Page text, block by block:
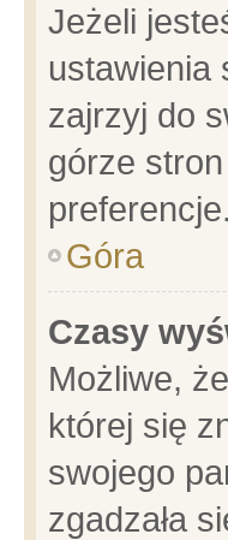
Jeżeli
ustawienia
zajrzyj do
górze
preferencje.
Góra
Czasy
Możliwe,
której się
swojego
zgadzała